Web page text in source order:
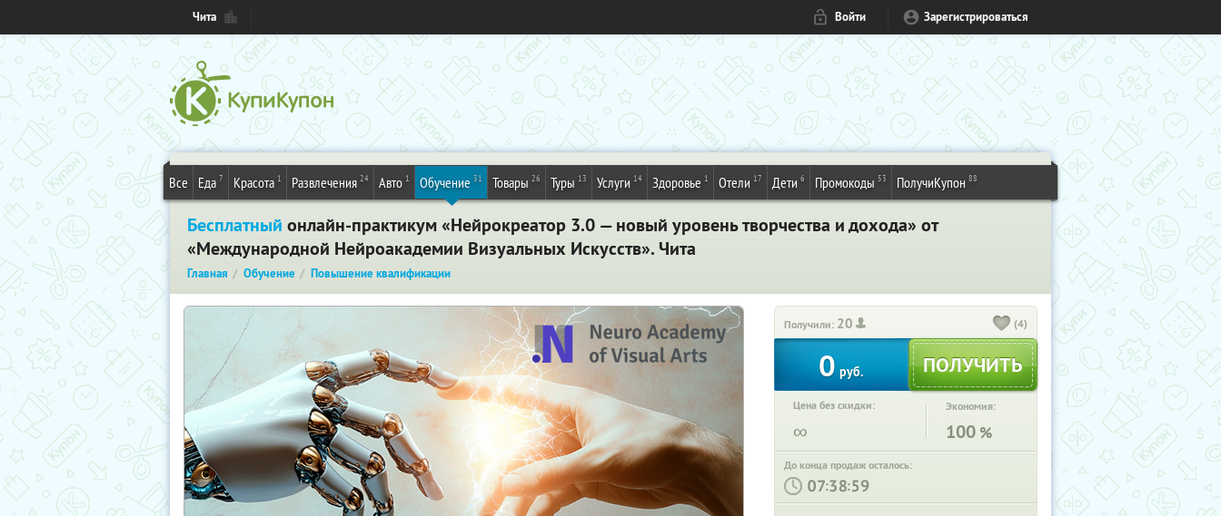
Чита Войти Зарегистрироваться
Все Еда 7 Красота 1 Развлечения 24 Авто 1 Обучение 31 Товары 26 Туры 13 Услуги 14 Здоровье 1 Отели 17 Дети 6 Промокоды 53 ПолучиКупон 88
Бесплатный онлайн-практикум «Нейрокреатор 3.0 — новый уровень творчества и дохода» от
«Международной Нейроакадемии Визуальных Искусств». Чита
Главная Обучение Повышение квалификации
Получили: 20 (4)
0 руб.
Цена без скидки:
∞
Экономия:
100 %
До конца продаж осталось:
: :